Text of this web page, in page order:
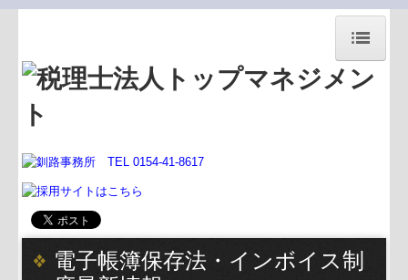
税法)トップマネジメント
事務所案内
事務所紹介
代表あいさつ
経営理念
交通案内
電子帳簿保存法・インボイス制